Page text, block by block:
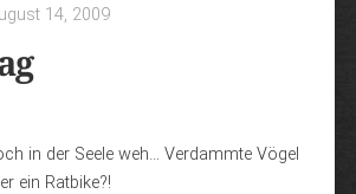
14, 2009
in der Seele weh… Verdammte Vögel
ein Ratbike?!